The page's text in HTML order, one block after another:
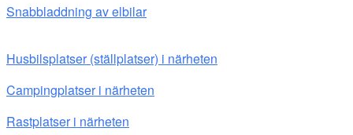
Snabbladdning av elbilar
Husbilsplatser (ställplatser) i närheten
Campingplatser i närheten
Rastplatser i närheten